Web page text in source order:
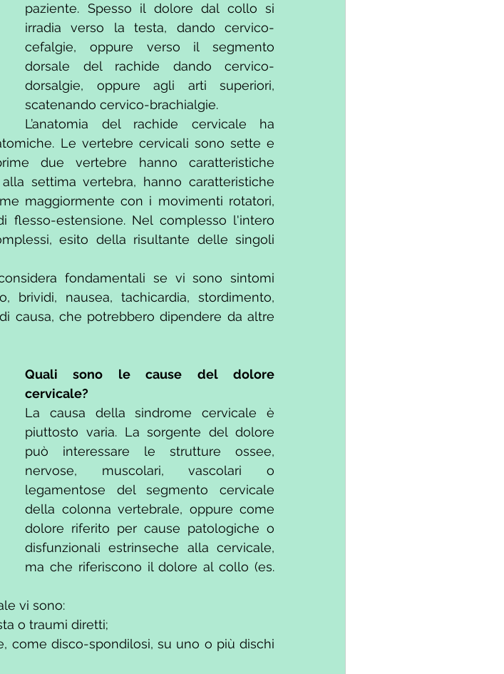
paziente. Spesso il dolore dal collo si
irradia verso la testa, dando cervico-
cefalgie, oppure verso il segmento
dorsale del rachide dando cervico-
dorsalgie, oppure agli arti superiori,
scatenando cervico-brachialgie.
L’anatomia del rachide cervicale ha
Le vertebre cervicali sono sette e
due vertebre hanno caratteristiche
settima vertebra, hanno caratteristiche
maggiormente con i movimenti rotatori,
estensione. Nel complesso l'intero
esito della risultante delle singoli
fondamentali se vi sono sintomi
brividi, nausea, tachicardia, stordimento,
causa, che potrebbero dipendere da altre
Quali sono le cause del dolore
cervicale?
La causa della sindrome cervicale è
piuttosto varia. La sorgente del dolore
può interessare le strutture ossee,
nervose, muscolari, vascolari o
legamentose del segmento cervicale
della colonna vertebrale, oppure come
dolore riferito per cause patologiche o
disfunzionali estrinseche alla cervicale,
ma che riferiscono il dolore al collo (es.
vi sono:
o traumi diretti;
come disco-spondilosi, su uno o più dischi